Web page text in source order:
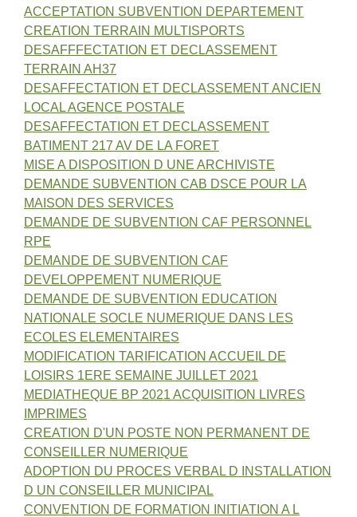
ACCEPTATION SUBVENTION DEPARTEMENT
CREATION TERRAIN MULTISPORTS
DESAFFFECTATION ET DECLASSEMENT
TERRAIN AH37
DESAFFECTATION ET DECLASSEMENT ANCIEN
LOCAL AGENCE POSTALE
DESAFFECTATION ET DECLASSEMENT
BATIMENT 217 AV DE LA FORET
MISE A DISPOSITION D UNE ARCHIVISTE
DEMANDE SUBVENTION CAB DSCE POUR LA
MAISON DES SERVICES
DEMANDE DE SUBVENTION CAF PERSONNEL
RPE
DEMANDE DE SUBVENTION CAF
DEVELOPPEMENT NUMERIQUE
DEMANDE DE SUBVENTION EDUCATION
NATIONALE SOCLE NUMERIQUE DANS LES
ECOLES ELEMENTAIRES
MODIFICATION TARIFICATION ACCUEIL DE
LOISIRS 1ERE SEMAINE JUILLET 2021
MEDIATHEQUE BP 2021 ACQUISITION LIVRES
IMPRIMES
CREATION D'UN POSTE NON PERMANENT DE
CONSEILLER NUMERIQUE
ADOPTION DU PROCES VERBAL D INSTALLATION
D UN CONSEILLER MUNICIPAL
CONVENTION DE FORMATION INITIATION A L